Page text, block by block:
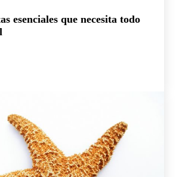
esenciales que necesita todo